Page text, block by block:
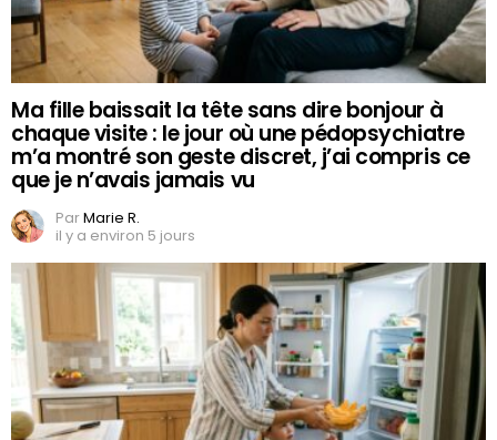
Ma fille baissait la tête sans dire bonjour à
chaque visite : le jour où une pédopsychiatre
m’a montré son geste discret, j’ai compris ce
que je n’avais jamais vu
ParMarie R.
il y a environ 5 jours